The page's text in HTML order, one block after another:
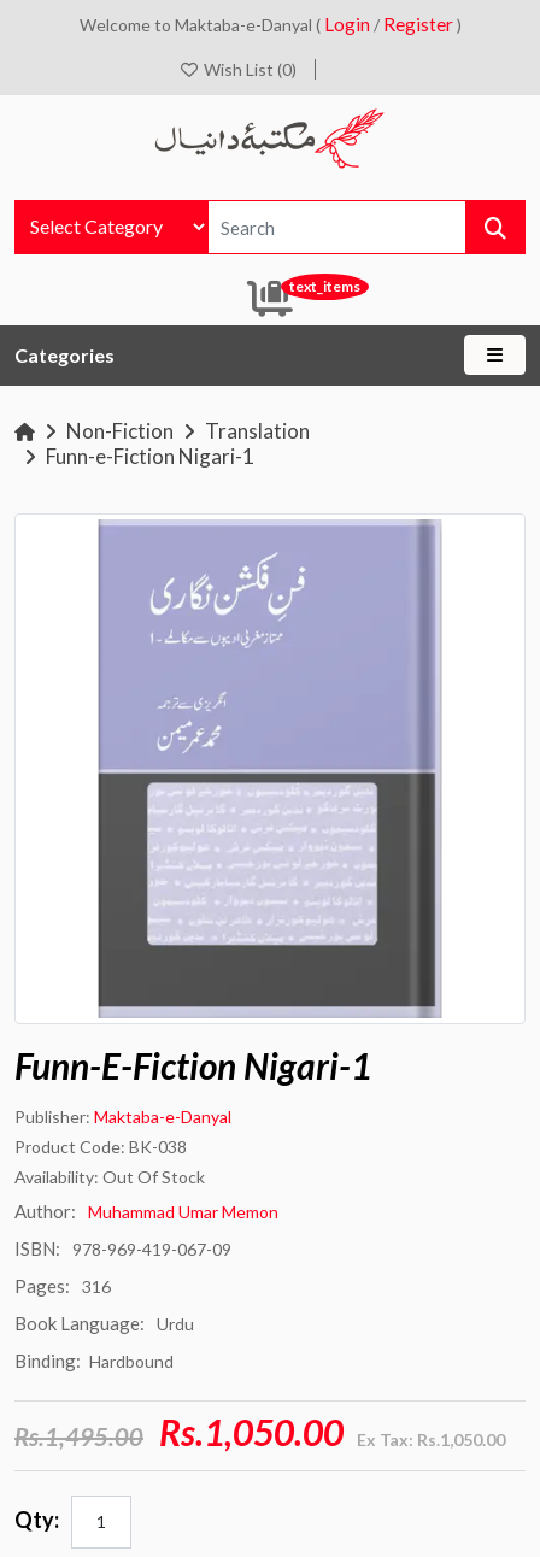
Welcome to Maktaba-e-Danyal ( Login / Register )
Wish List (0)
text_items
Categories
Non-Fiction
Translation
Funn-e-Fiction Nigari-1
Funn-E-Fiction Nigari-1
Publisher: Maktaba-e-Danyal
Product Code: BK-038
Availability: Out Of Stock
Author: Muhammad Umar Memon
ISBN: 978-969-419-067-09
Pages: 316
Book Language: Urdu
Binding: Hardbound
Rs.1,495.00 Rs.1,050.00 Ex Tax: Rs.1,050.00
Qty: